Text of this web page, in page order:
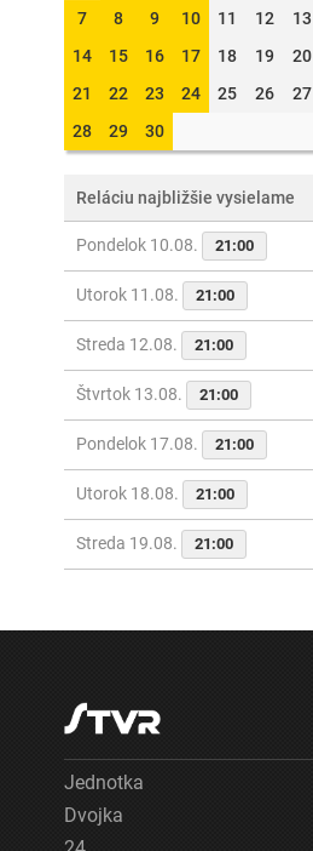
7
8 9 10 11 12
13
14
15 16 17 18 19
20
21
22 23 24 25 26
27
28
29 30
Reláciu najbližšie vysielame
Pondelok 10.08. 21:00
Utorok 11.08. 21:00
Streda 12.08. 21:00
Štvrtok 13.08. 21:00
Pondelok 17.08. 21:00
Utorok 18.08. 21:00
Streda 19.08. 21:00
Jednotka
Dvojka